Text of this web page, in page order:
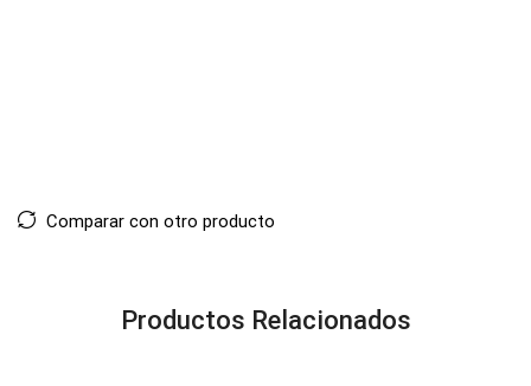
Comparar con otro producto
Productos Relacionados